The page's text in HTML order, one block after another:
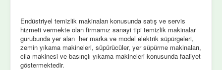
Endüstriyel temizlik makinaları konusunda satış ve servis
hizmeti vermekte olan firmamız sanayi tipi temizlik makinalar
gurubunda yer alan her marka ve model elektrik süpürgeleri,
zemin yıkama makineleri, süpürücüler, yer süpürme makinaları,
cila makinesi ve basınçlı yıkama makineleri konusunda faaliyet
göstermektedir.